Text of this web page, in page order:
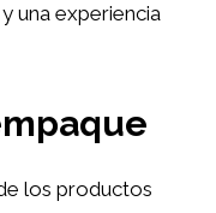
una experiencia
los productos